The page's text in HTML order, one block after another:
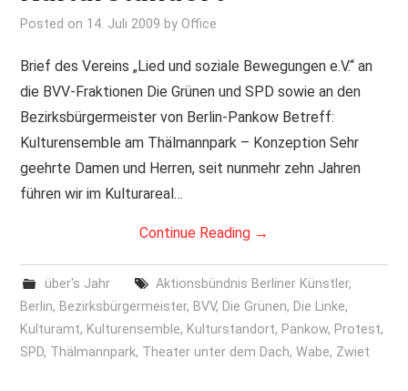
AUSSTELLUNGEN
ARCHIV
PRINT & CDS
IMPRESSUM
Posted on 14. Juli 2009 byOffice
Brief des Vereins „Lied und soziale Bewegungen e.V.“ an
die BVV-Fraktionen Die Grünen und SPD sowie an den
Bezirksbürgermeister von Berlin-Pankow Betreff:
Kulturensemble am Thälmannpark – Konzeption Sehr
geehrte Damen und Herren, seit nunmehr zehn Jahren
führen wir im Kulturareal…
Continue Reading →
über's Jahr Aktionsbündnis Berliner Künstler,
Berlin, Bezirksbürgermeister, BVV, Die Grünen, Die Linke,
Kulturamt, Kulturensemble, Kulturstandort, Pankow, Protest,
SPD, Thälmannpark, Theater unter dem Dach,Wabe, Zwiet